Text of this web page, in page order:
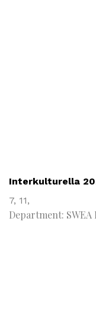
Interkulturella
7, 11,
Department: